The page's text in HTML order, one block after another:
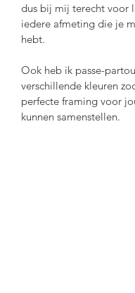
dus bij mij terecht voor
iedere afmeting die je
hebt.
Ook heb ik passe-
verschillende kleuren
perfecte framing voor
kunnen samenstellen.